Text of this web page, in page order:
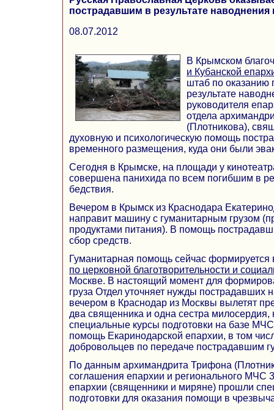
пострадавшим в результате наводнения
08.07.2012
В Крымском
и Кубанской
штаб по
результате
руководителя
отдела
(Плотникова),
духовную и психологическую помощь
временного размещения, куда они были
Сегодня в Крымске, на площади у
совершена панихида по всем погибшим в
бедствия.
Вечером в Крымск из Краснодара
направит машину с гуманитарным грузом
продуктами питания). В помощь
сбор средств.
Гуманитарная помощь сейчас формируется
по церковной благотворительности и
Москве. В настоящий момент для
груза Отдел уточняет нужды пострадавших
вечером в Краснодар из Москвы вылетят
два священника и одна сестра
специальные курсы подготовки на базе
помощь Екаринодарской епархии, в том
добровольцев по передаче пострадавшим
По данным архимандрита Трифона
соглашения епархии и регионального МЧС
епархии (священники и миряне) прошли
подготовки для оказания помощи в